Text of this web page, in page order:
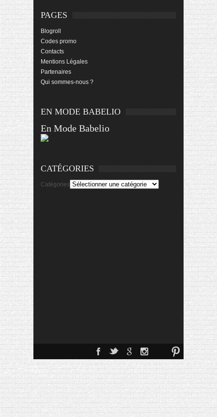
PAGES
Blogroll
Codes promo
Contacts
Mentions Légales
Partenaires
Qui sommes-nous ?
EN MODE BABELIO
En Mode Babelio
CATÉGORIES
Catégories